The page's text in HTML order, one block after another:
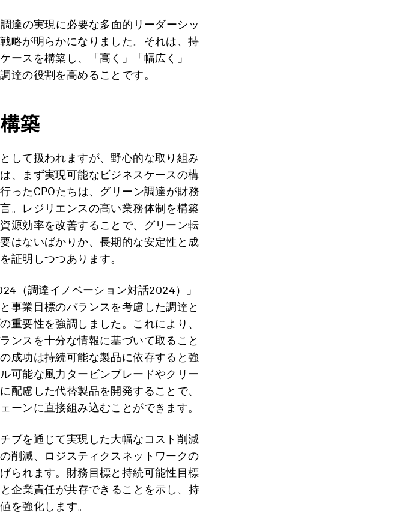
達の実現に必要な多面的リーダーシッ
略が明らかになりました。それは、持
ースを構築し、「高く」「幅広く」
達の役割を高めることです。
築
して扱われますが、野心的な取り組み
、まず実現可能なビジネスケースの構
ったCPOたちは、グリーン調達が財務
。レジリエンスの高い業務体制を構築
源効率を改善することで、グリーン転
はないばかりか、長期的な安定性と成
証明しつつあります。
（調達イノベーション対話2024）」
事業目標のバランスを考慮した調達と
重要性を強調しました。これにより、
ンスを十分な情報に基づいて取ること
成功は持続可能な製品に依存すると強
可能な風力タービンブレードやクリー
配慮した代替製品を開発することで、
ーンに直接組み込むことができます。
ブを通じて実現した大幅なコスト削減
削減、ロジスティクスネットワークの
られます。財務目標と持続可能性目標
企業責任が共存できることを示し、持
を強化します。